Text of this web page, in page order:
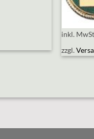
inkl.
zzgl.